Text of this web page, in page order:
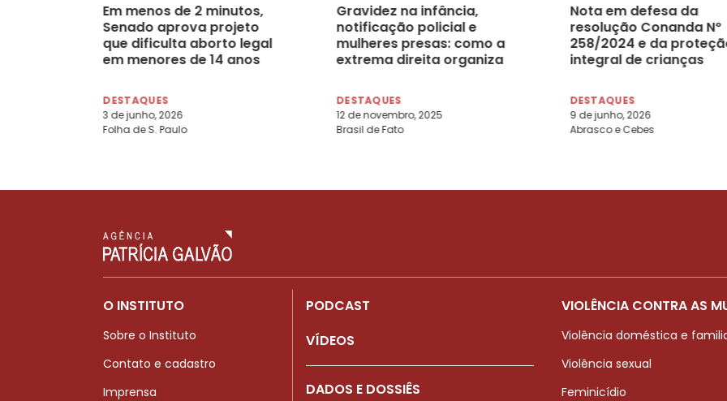
Em menos de 2 minutos,
Senado aprova projeto
que dificulta aborto legal
em menores de 14 anos
DESTAQUES
3 de junho, 2026
Folha de S. Paulo
Gravidez na infância,
notificação policial e
mulheres presas: como a
extrema direita organiza
DESTAQUES
12 de novembro, 2025
Brasil de Fato
Nota em defesa da
resolução Conanda Nº
258/2024 e da
integral de crianças
DESTAQUES
9 de junho, 2026
Abrasco e Cebes
O INSTITUTO
Sobre o Instituto
Contato e cadastro
Imprensa
PODCAST
VÍDEOS
DADOS E DOSSIÊS
VIOLÊNCIA CONTRA AS
Violência doméstica e
Violência sexual
Feminicídio